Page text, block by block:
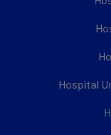
Hospital